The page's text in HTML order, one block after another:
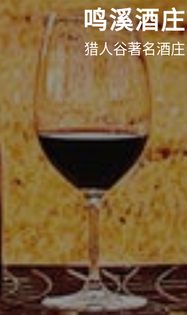
鸣溪酒庄
猎人谷著名酒庄